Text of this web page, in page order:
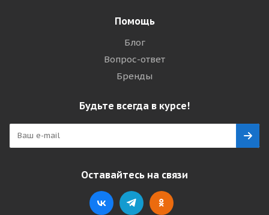
Помощь
Блог
Вопрос-ответ
Бренды
Будьте всегда в курсе!
Оставайтесь на связи